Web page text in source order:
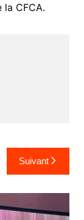
CFCA.
Suivant